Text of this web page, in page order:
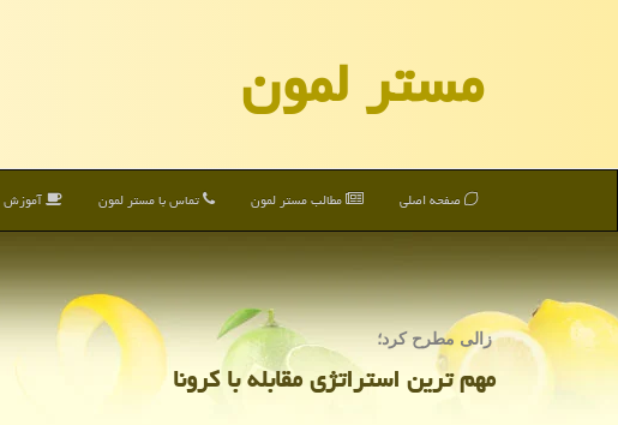
مستر لمون
صفحه اصلی مطالب مستر لمون تماس با مستر لمون آموزش
زالی مطرح كرد؛
مهم ترین استراتژی مقابله با كرونا